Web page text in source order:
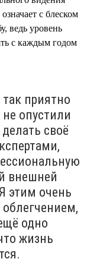
с блеском
ведь уровень
с каждым годом
приятно
опустили
своё
внешней
этим очень
одно
жизнь